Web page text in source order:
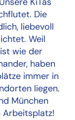
Die
liebevoll
Weil
wie der
haben
immer in
liegen.
München
Arbeitsplatz!